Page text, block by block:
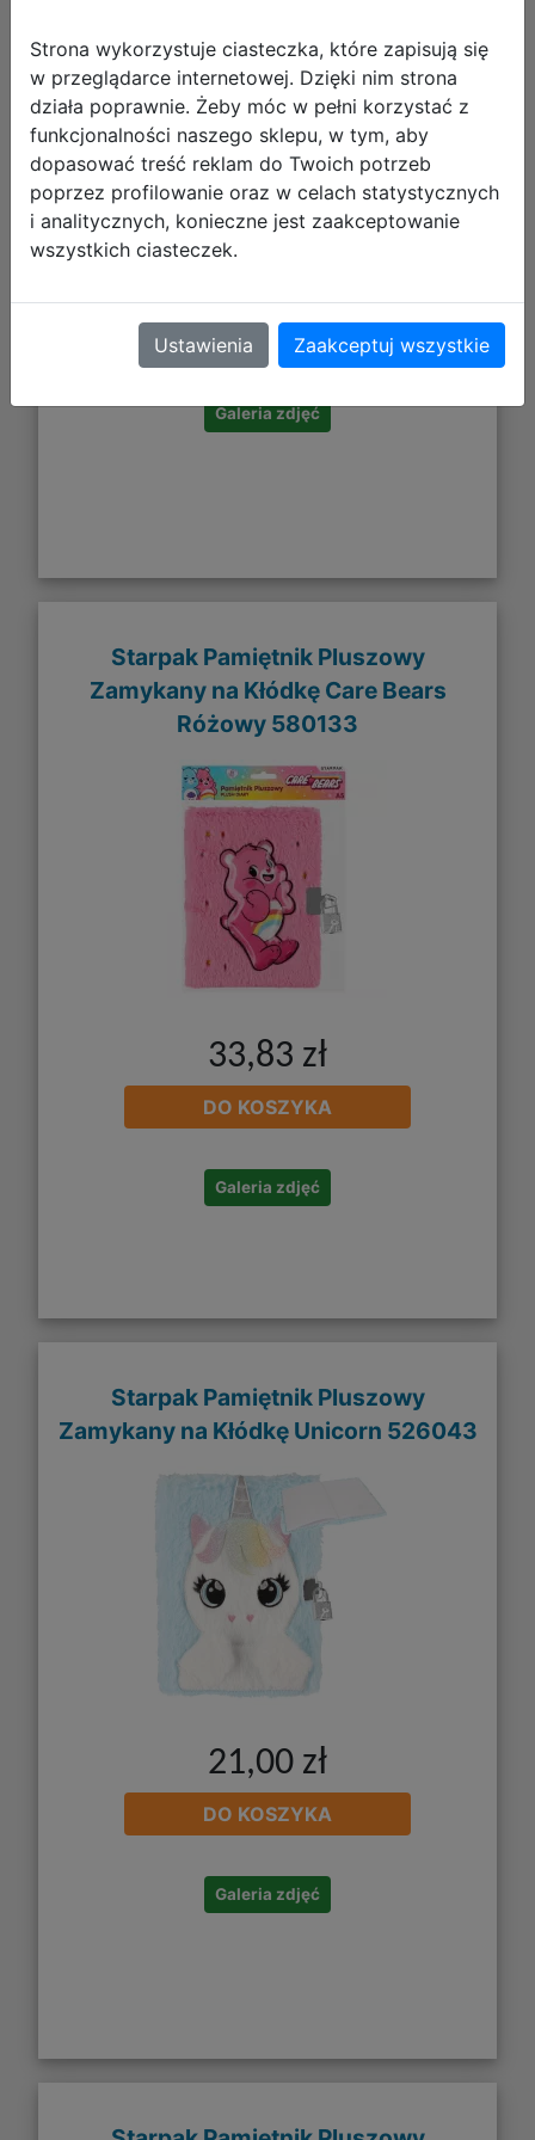
DO KOSZYKA
Galeria zdjęć
Starpak Pamiętnik Pluszowy
Zamykany na Kłódkę Care Bears
Różowy 580133
33,83 zł
DO KOSZYKA
Galeria zdjęć
Starpak Pamiętnik Pluszowy
Zamykany na Kłódkę Unicorn 526043
21,00 zł
DO KOSZYKA
Galeria zdjęć
Strona wykorzystuje ciasteczka, które zapisują się
w przeglądarce internetowej. Dzięki nim strona
działa poprawnie. Żeby móc w pełni korzystać z
funkcjonalności naszego sklepu, w tym, aby
dopasować treść reklam do Twoich potrzeb
poprzez profilowanie oraz w celach statystycznych
i analitycznych, konieczne jest zaakceptowanie
wszystkich ciasteczek.
Ustawienia Zaakceptuj wszystkie